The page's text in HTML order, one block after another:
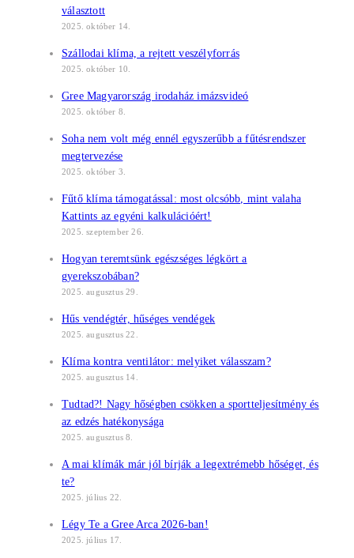
választott
2025. október 14.
Szállodai klíma, a rejtett veszélyforrás
2025. október 10.
Gree Magyarország irodaház imázsvideó
2025. október 8.
Soha nem volt még ennél egyszerűbb a fűtésrendszer
megtervezése
2025. október 3.
Fűtő klíma támogatással: most olcsóbb, mint valaha
Kattints az egyéni kalkulációért!
2025. szeptember 26.
Hogyan teremtsünk egészséges légkört a
gyerekszobában?
2025. augusztus 29.
Hűs vendégtér, hűséges vendégek
2025. augusztus 22.
Klíma kontra ventilátor: melyiket válasszam?
2025. augusztus 14.
Tudtad?! Nagy hőségben csökken a sportteljesítmény és
az edzés hatékonysága
2025. augusztus 8.
A mai klímák már jól bírják a legextrémebb hőséget, és
te?
2025. július 22.
Légy Te a Gree Arca 2026-ban!
2025. július 17.